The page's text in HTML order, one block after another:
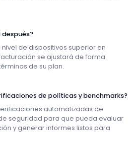
nivel de dispositivos superior en
se ajustará de forma
de su plan.
de políticas y benchmarks?
automatizadas de
seguridad para que pueda evaluar
y generar informes listos para